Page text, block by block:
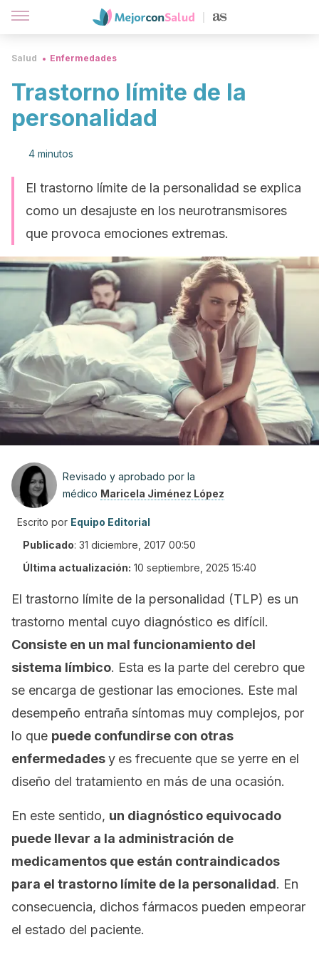
Salud Enfermedades
Trastorno límite de la
personalidad
4 minutos
El trastorno límite de la personalidad se explica
como un desajuste en los neurotransmisores
que provoca emociones extremas.
Revisado y aprobado por la
médico Maricela Jiménez López
Escrito por Equipo Editorial
Publicado: 31 diciembre, 2017 00:50
Última actualización: 10 septiembre, 2025 15:40
El trastorno límite de la personalidad (TLP) es un
trastorno mental cuyo diagnóstico es difícil.
Consiste en un mal funcionamiento del
sistema límbico. Esta es la parte del cerebro que
se encarga de gestionar las emociones. Este mal
desempeño entraña síntomas muy complejos, por
lo que puede confundirse con otras
enfermedadesy es frecuente que se yerre en el
diseño del tratamiento en más de una ocasión.
En este sentido, un diagnóstico equivocado
puede llevar a la administración de
medicamentos que están contraindicados
para el trastorno límite de la personalidad. En
consecuencia, dichos fármacos pueden empeorar
el estado del paciente.